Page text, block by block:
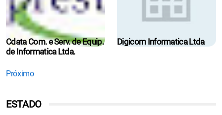
Cdata Com. e Serv. de Equip.
de Informatica Ltda.
Digicom Informatica Ltda
Próximo
ESTADO